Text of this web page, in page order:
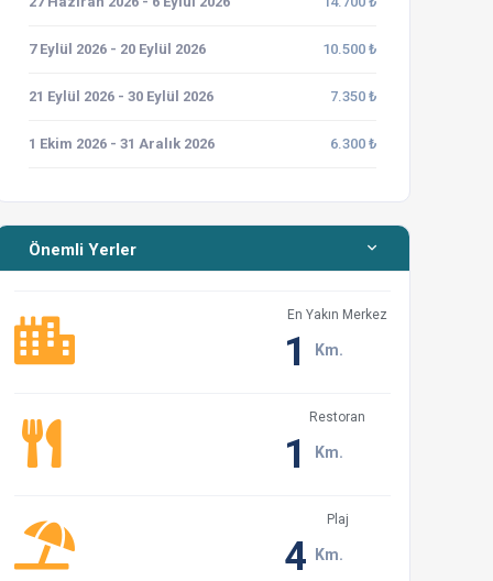
7 Eylül 2026 - 20 Eylül 2026 10.500 ₺
21 Eylül 2026 - 30 Eylül 2026 7.350 ₺
1 Ekim 2026 - 31 Aralık 2026 6.300 ₺
Önemli Yerler
En Yakın Merkez
1 Km.
Restoran
1 Km.
Plaj
4 Km.